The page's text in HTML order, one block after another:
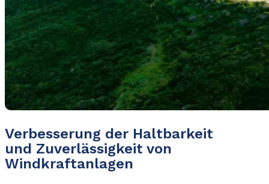
Verbesserung der Haltbarkeit
und Zuverlässigkeit von
Windkraftanlagen